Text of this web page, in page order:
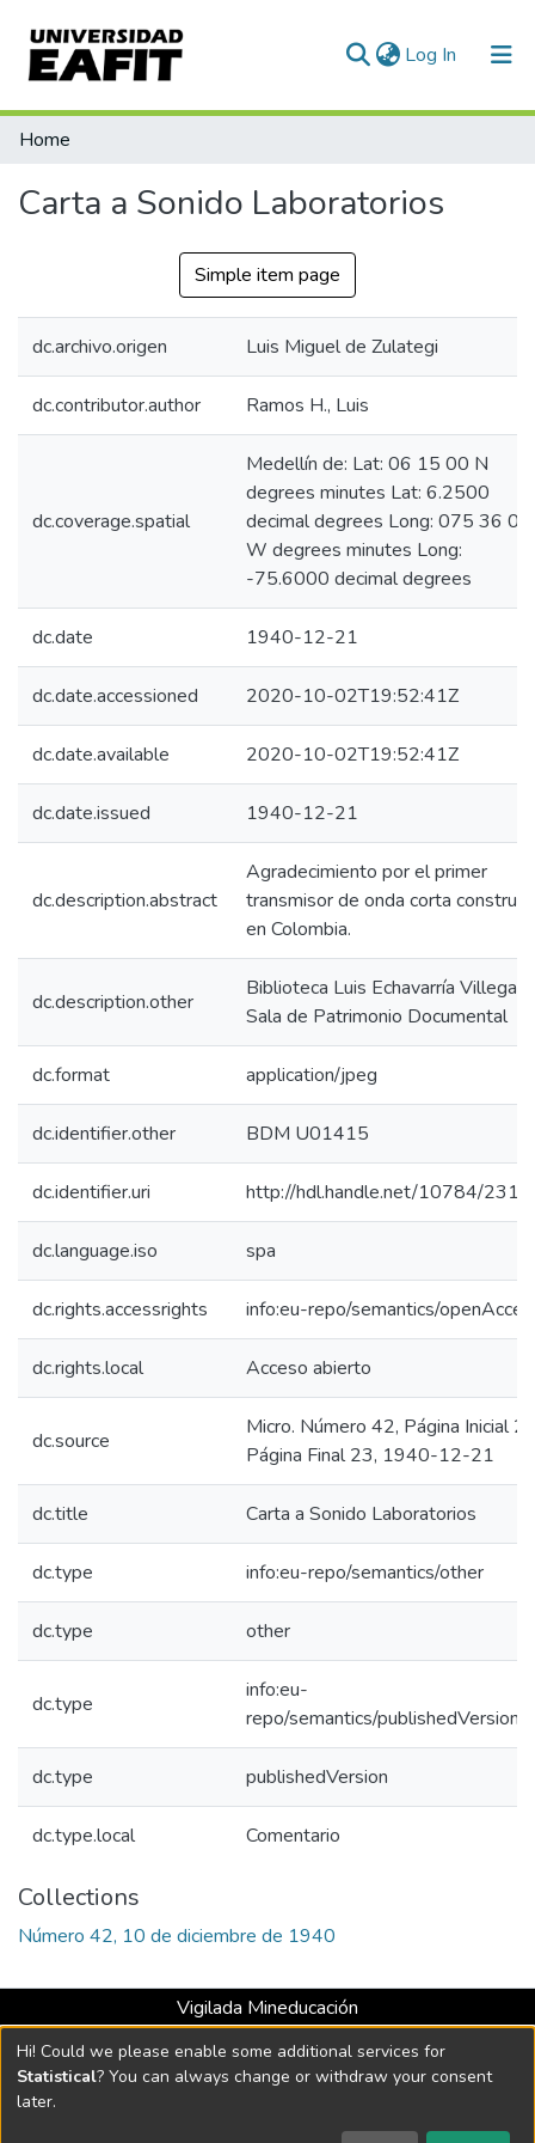
Log In (current)
Communities & Collections
Home
Carta a Sonido Laboratorios
Simple item page
dc.archivo.origen Luis Miguel de Zulategi
dc.contributor.author Ramos H., Luis
dc.coverage.spatial
Medellín de: Lat: 06 15 00 N
degrees minutes Lat: 6.2500
decimal degrees Long: 075 36 00
W degrees minutes Long:
-75.6000 decimal degrees
dc.date 1940-12-21
dc.date.accessioned 2020-10-02T19:52:41Z
dc.date.available 2020-10-02T19:52:41Z
dc.date.issued 1940-12-21
dc.description.abstract
Agradecimiento por el primer
transmisor de onda corta
en Colombia.
dc.description.other
Biblioteca Luis Echavarría Villegas,
Sala de Patrimonio Documental
dc.format application/jpeg
dc.identifier.other BDM U01415
dc.identifier.uri http://hdl.handle.net/10784/
dc.language.iso spa
dc.rights.accessrights info:eu-repo/semantics/
dc.rights.local Acceso abierto
dc.source
Micro. Número 42, Página Inicial
Página Final 23, 1940-12-21
dc.title Carta a Sonido Laboratorios
dc.type info:eu-repo/semantics/other
dc.type other
dc.type
info:eu-
repo/semantics/publishedVersion
dc.type publishedVersion
dc.type.local Comentario
Collections
Número 42, 10 de diciembre de 1940
Vigilada Mineducación
Universidad con Acreditación Institucional hasta 2026 -
Resolución MEN 2158 de 2018
Hi! Could we please enable some additional services for
Statistical? You can always change or withdraw your consent
later.